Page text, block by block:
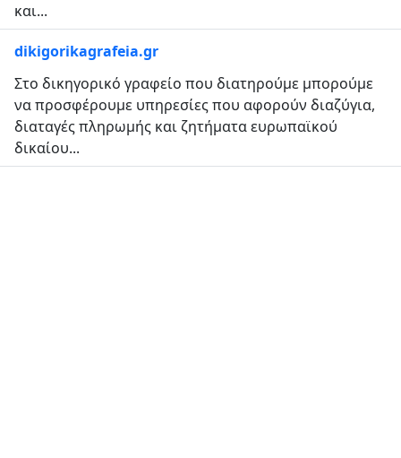
και...
dikigorikagrafeia.gr
Στο δικηγορικό γραφείο που διατηρούμε μπορούμε
να προσφέρουμε υπηρεσίες που αφορούν διαζύγια,
διαταγές πληρωμής και ζητήματα ευρωπαϊκού
δικαίου...